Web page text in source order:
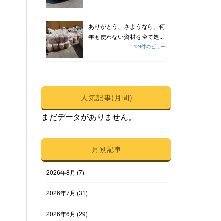
ありがとう、さようなら。何
年も使わない資材を全て処...
124件のビュー
人気記事(月間)
まだデータがありません。
月別記事
2026年8月 (7)
2026年7月 (31)
2026年6月 (29)